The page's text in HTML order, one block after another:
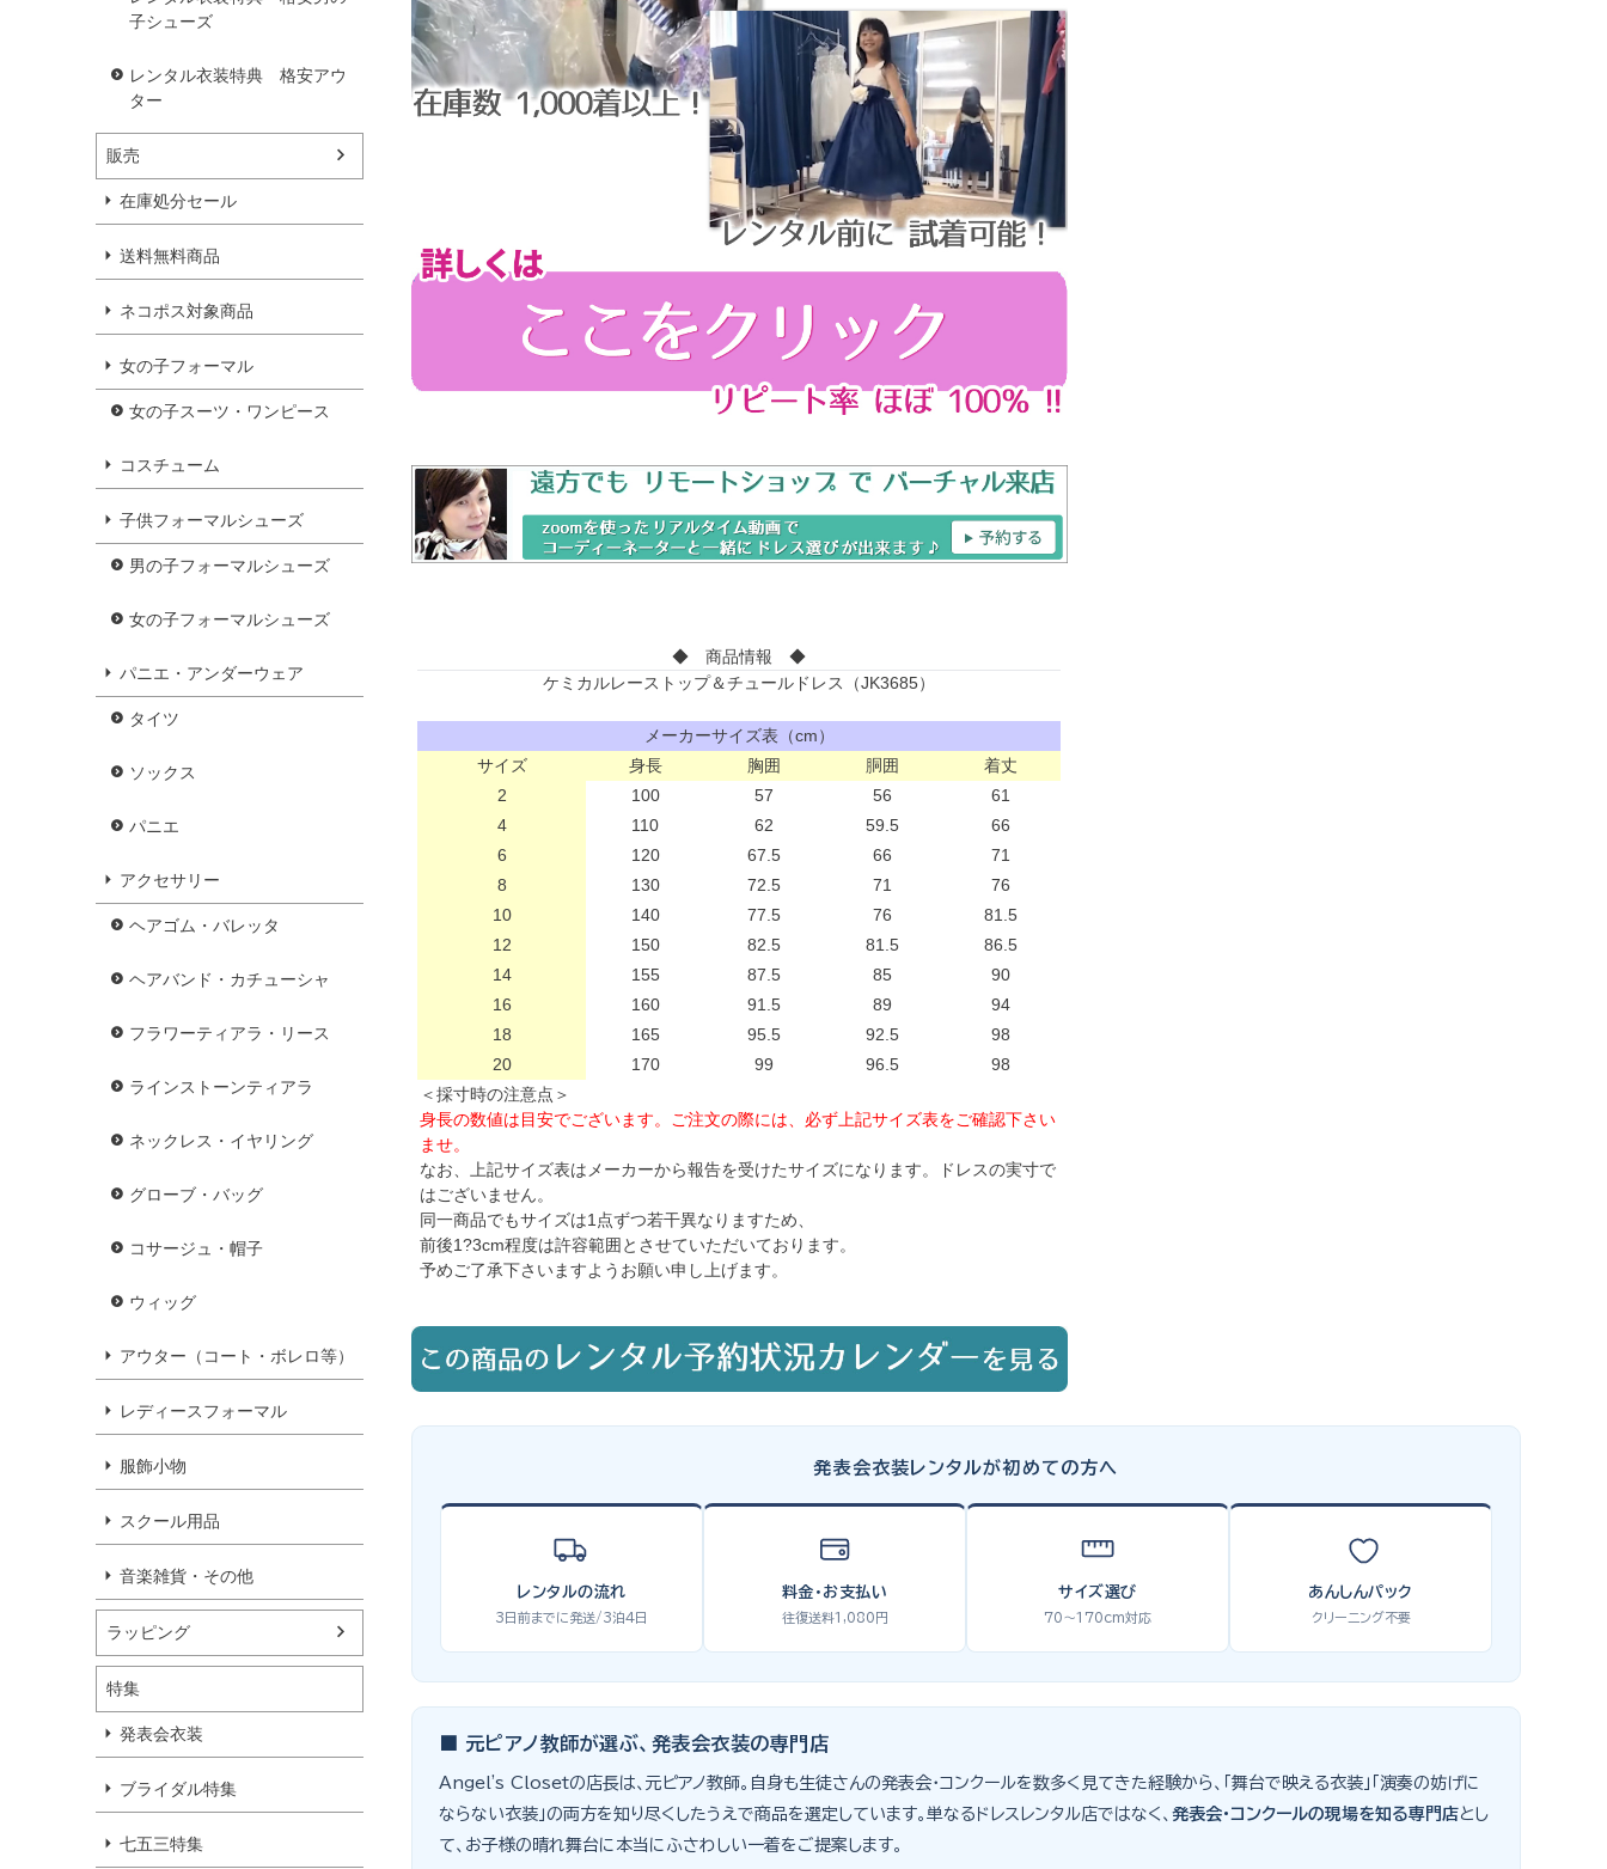
子シューズ
レンタル衣装特典 格安アウ
ター
販売
在庫処分セール
送料無料商品
ネコポス対象商品
女の子フォーマル
女の子スーツ・ワンピース
コスチューム
子供フォーマルシューズ
男の子フォーマルシューズ
女の子フォーマルシューズ
パニエ・アンダーウェア
タイツ
ソックス
パニエ
アクセサリー
ヘアゴム・バレッタ
ヘアバンド・カチューシャ
フラワーティアラ・リース
ラインストーンティアラ
ネックレス・イヤリング
グローブ・バッグ
コサージュ・帽子
ウィッグ
アウター（コート・ボレロ等）
レディースフォーマル
服飾小物
スクール用品
音楽雑貨・その他
ラッピング
特集
発表会衣装
ブライダル特集
七五三特集
◆ 商品情報 ◆
ケミカルレーストップ＆チュールドレス（JK3685）
メーカーサイズ表（cm）
サイズ
身長 胸囲 胴囲
着丈
2
100 57 56
61
4
110 62 59.5
66
6
120 67.5 66
71
8
130 72.5 71
76
10
140 77.5 76
81.5
12
150 82.5 81.5
86.5
14
155 87.5 85
90
16
160 91.5 89
94
18
165 95.5 92.5
98
20
170 99 96.5
98
＜採寸時の注意点＞
身長の数値は目安でございます。ご注文の際には、必ず上記サイズ表をご確認下さい
ませ。
なお、上記サイズ表はメーカーから報告を受けたサイズになります。ドレスの実寸で
はございません。
同一商品でもサイズは1点ずつ若干異なりますため、
前後1?3cm程度は許容範囲とさせていただいております。
予めご了承下さいますようお願い申し上げます。
発表会衣装レンタルが初めての方へ
レンタルの流れ
3日前までに発送/3泊4日
料金・お支払い
往復送料1,080円
サイズ選び
70〜170cm対応
あんしんパック
クリーニング不要
■ 元ピアノ教師が選ぶ、発表会衣装の専門店
Angel's Closetの店長は、元ピアノ教師。自身も生徒さんの発表会・コンクールを数多く見てきた経験から、「舞台で映える衣装」「演奏の妨げに
ならない衣装」の両方を知り尽くしたうえで商品を選定しています。単なるドレスレンタル店ではなく、 発表会・コンクールの現場を知る専門店とし
て、お子様の晴れ舞台に本当にふさわしい一着をご提案します。